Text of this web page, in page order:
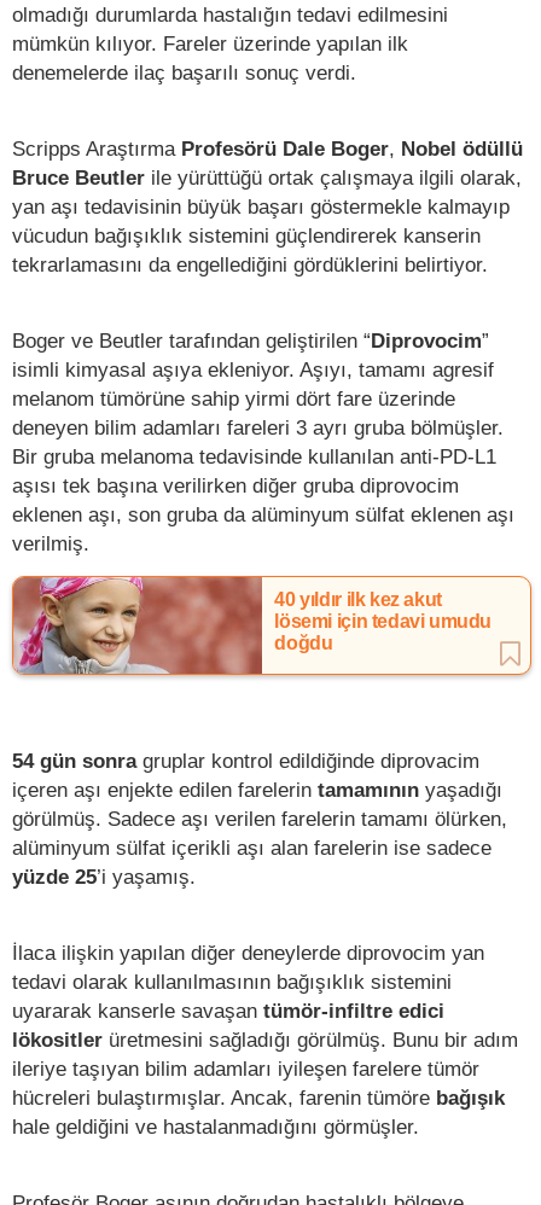
olmadığı durumlarda hastalığın tedavi edilmesini
mümkün kılıyor. Fareler üzerinde yapılan ilk
denemelerde ilaç başarılı sonuç verdi.
Scripps Araştırma Profesörü Dale Boger, Nobel ödüllü
Bruce Beutler ile yürüttüğü ortak çalışmaya ilgili olarak,
yan aşı tedavisinin büyük başarı göstermekle kalmayıp
vücudun bağışıklık sistemini güçlendirerek kanserin
tekrarlamasını da engellediğini gördüklerini belirtiyor.
Boger ve Beutler tarafından geliştirilen “Diprovocim”
isimli kimyasal aşıya ekleniyor. Aşıyı, tamamı agresif
melanom tümörüne sahip yirmi dört fare üzerinde
deneyen bilim adamları fareleri 3 ayrı gruba bölmüşler.
Bir gruba melanoma tedavisinde kullanılan anti-PD-L1
aşısı tek başına verilirken diğer gruba diprovocim
eklenen aşı, son gruba da alüminyum sülfat eklenen aşı
verilmiş.
40 yıldır ilk kez akut
lösemi için tedavi umudu
doğdu
54 gün sonragruplar kontrol edildiğinde diprovacim
içeren aşı enjekte edilen farelerin tamamının yaşadığı
görülmüş. Sadece aşı verilen farelerin tamamı ölürken,
alüminyum sülfat içerikli aşı alan farelerin ise sadece
yüzde 25’i yaşamış.
İlaca ilişkin yapılan diğer deneylerde diprovocim yan
tedavi olarak kullanılmasının bağışıklık sistemini
uyararak kanserle savaşan tümör-infiltre edici
lökositler üretmesini sağladığı görülmüş. Bunu bir adım
ileriye taşıyan bilim adamları iyileşen farelere tümör
hücreleri bulaştırmışlar. Ancak, farenin tümöre bağışık
hale geldiğini ve hastalanmadığını görmüşler.